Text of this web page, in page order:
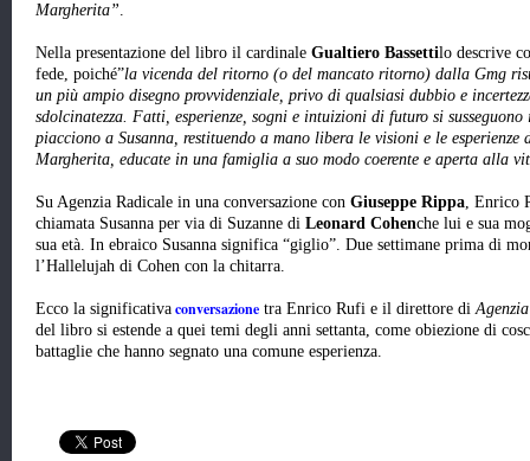
Margherita”.
Nella presentazione del libro il cardinale Gualtiero Bassettilo descrive
fede, poiché”la vicenda del ritorno (o del mancato ritorno) dalla Gmg
un più ampio disegno provvidenziale, privo di qualsiasi dubbio e
sdolcinatezza. Fatti, esperienze, sogni e intuizioni di futuro si
piacciono a Susanna, restituendo a mano libera le visioni e le esperienze
Margherita, educate in una famiglia a suo modo coerente e aperta alla
Su Agenzia Radicale in una conversazione con Giuseppe Rippa, Enrico
chiamata Susanna per via di Suzanne di Leonard Cohenche lui e sua
sua età. In ebraico Susanna significa “giglio”. Due settimane prima di
l’Hallelujah di Cohen con la chitarra.
Ecco la significativa conversazione tra Enrico Rufi e il direttore di
del libro si estende a quei temi degli anni settanta, come obiezione di
battaglie che hanno segnato una comune esperienza.